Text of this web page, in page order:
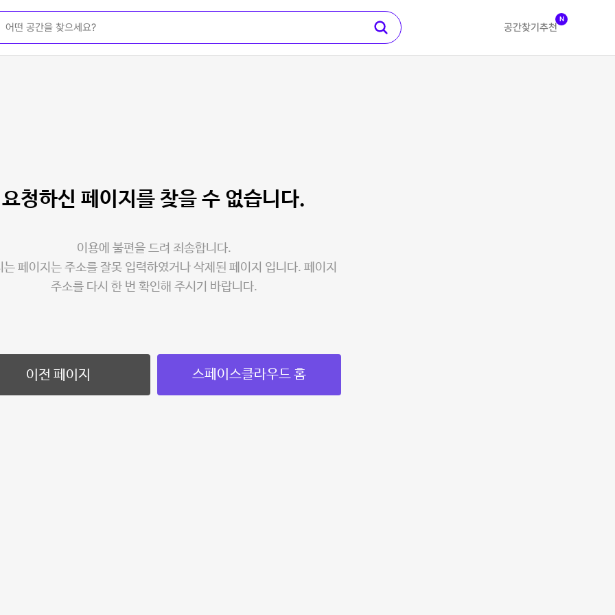
공간찾기 추천
N
요청하신 페이지를 찾을 수 없습니다.
이용에 불편을 드려 죄송합니다.
는 페이지는 주소를 잘못 입력하였거나 삭제된 페이지 입니다. 페이지
주소를 다시 한 번 확인해 주시기 바랍니다.
이전 페이지 스페이스클라우드 홈